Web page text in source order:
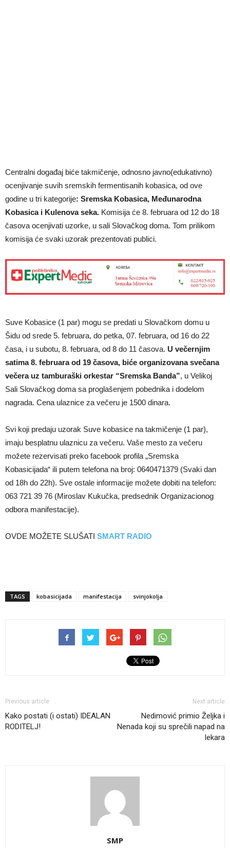
Centralni događaj biće takmičenje, odnosno javno(edukativno)
ocenjivanje suvih sremskih fermentisanih kobasica, od ove
godine u tri kategorije: Sremska Kobasica, Međunarodna
Kobasica i Kulenova seka. Komisija će 8. februara od 12 do 18
časova ocenjivati uzorke, u sali Slovačkog doma. Tom prilikom
komisija će svaki uzorak prezentovati publici.
Suve Kobasice (1 par) mogu se predati u Slovačkom domu u
Šidu od srede 5. februara, do petka, 07. februara, od 16 do 22
časa, i u subotu, 8. februara, od 8 do 11 časova. U večernjim
satima 8. februara od 19 časova, biće organizovana svečana
večera uz tamburaški orkestar “Sremska Banda”, u Velikoj
Sali Slovačkog doma sa proglašenjem pobednika i dodelom
nagrada. Cena ulaznice za večeru je 1500 dinara.
Svi koji predaju uzorak Suve kobasice na takmičenje (1 par),
imaju besplatnu ulaznicu za večeru. Vaše mesto za večeru
možete rezervisati preko facebook profila „Sremska
Kobasicijada“ ili putem telefona na broj: 0640471379 (Svaki dan
od 18h do 22h). Sve ostale informacije možete dobiti na telefon:
063 721 39 76 (Miroslav Kukučka, predsednik Organizacionog
odbora manifestacije).
OVDE MOŽETE SLUŠATI SMART RADIO
TAGS kobasicijada manifestacija svinjokolja
Previous article
Kako postati (i ostati) IDEALAN
RODITELJ!
Next article
Nedimović primio Željka i
Nenada koji su sprečili napad na
lekara
SMP